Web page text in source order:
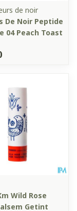
de noir
De Noir Peptide
04 Peach Toast
Wild Rose
Getint